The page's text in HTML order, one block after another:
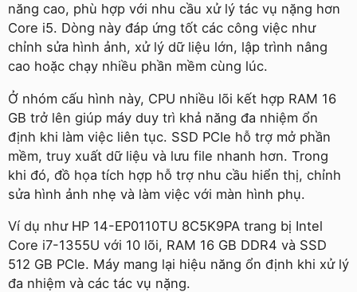
năng cao, phù hợp với nhu cầu xử lý tác vụ nặng hơn
Core i5. Dòng này đáp ứng tốt các công việc như
chỉnh sửa hình ảnh, xử lý dữ liệu lớn, lập trình nâng
cao hoặc chạy nhiều phần mềm cùng lúc.
Ở nhóm cấu hình này, CPU nhiều lõi kết hợp RAM 16
GB trở lên giúp máy duy trì khả năng đa nhiệm ổn
định khi làm việc liên tục. SSD PCIe hỗ trợ mở phần
mềm, truy xuất dữ liệu và lưu file nhanh hơn. Trong
khi đó, đồ họa tích hợp hỗ trợ nhu cầu hiển thị, chỉnh
sửa hình ảnh nhẹ và làm việc với màn hình phụ.
Ví dụ như HP 14-EP0110TU 8C5K9PA trang bị Intel
Core i7-1355U với 10 lõi, RAM 16 GB DDR4 và SSD
512 GB PCIe. Máy mang lại hiệu năng ổn định khi xử lý
đa nhiệm và các tác vụ nặng.